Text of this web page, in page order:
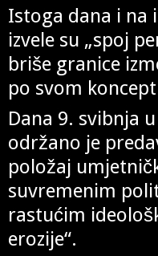
Istoga dana i na
izvele su „spoj
briše granice
po svom
Dana 9. svibnja
održano je
položaj
suvremenim
rastućim
erozije“.